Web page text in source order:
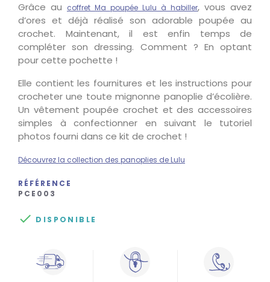
Grâce au coffret Ma poupée Lulu à habiller, vous avez
d’ores et déjà réalisé son adorable poupée au
crochet. Maintenant, il est enfin temps de
compléter son dressing. Comment ? En optant
pour cette pochette !
Elle contient les fournitures et les instructions pour
crocheter une toute mignonne panoplie d’écolière.
Un vêtement poupée crochet et des accessoires
simples à confectionner en suivant le tutoriel
photos fourni dans ce kit de crochet !
Découvrez la collection des panoplies de Lulu
RÉFÉRENCE
PCE003
 DISPONIBLE